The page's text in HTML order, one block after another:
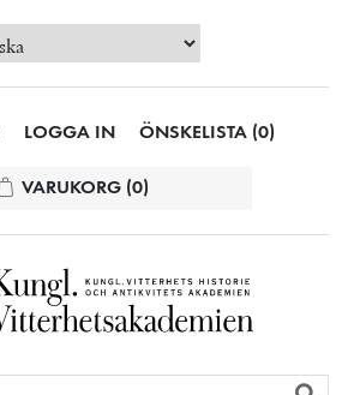
LOGGA IN ÖNSKELISTA (0)
VARUKORG (0)